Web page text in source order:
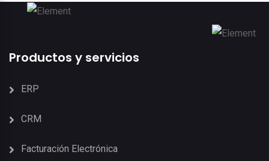
Productos y servicios
ERP
CRM
Facturación Electrónica